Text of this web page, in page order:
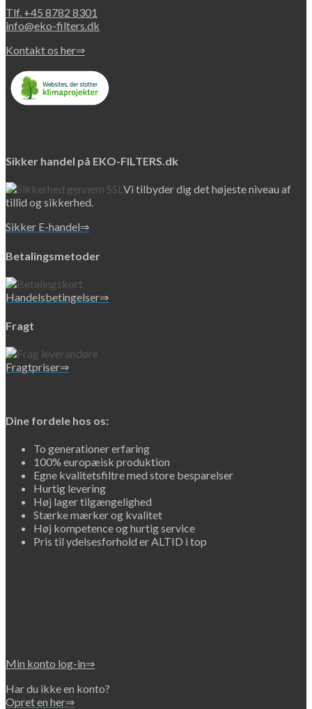
Tlf. +45 8782 8301
info@eko-filters.dk
Kontakt os her⇒
Sikker handel på EKO-FILTERS.dk
Vi tilbyder dig det højeste niveau af
tillid og sikkerhed.
Sikker E-handel⇒
Betalingsmetoder
Handelsbetingelser⇒
Fragt
Fragtpriser⇒
Dine fordele hos os:
To generationer erfaring
100% europæisk produktion
Egne kvalitetsfiltre med store besparelser
Hurtig levering
Høj lager tilgængelighed
Stærke mærker og kvalitet
Høj kompetence og hurtig service
Pris til ydelsesforhold er ALTID i top
Min konto log-in⇒
Har du ikke en konto?
Opret en her⇒